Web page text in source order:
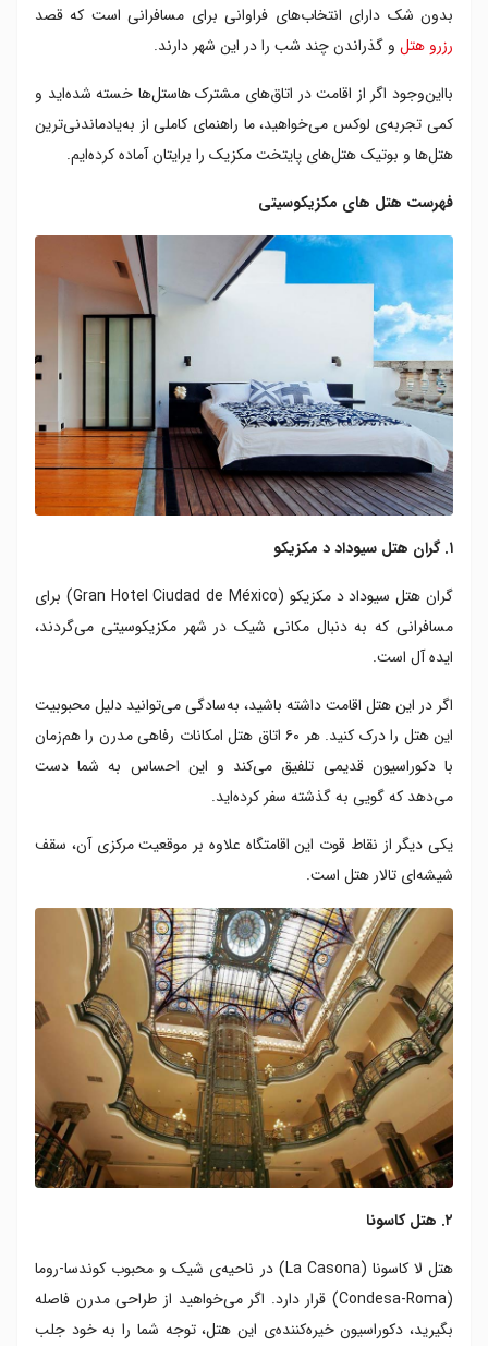
۲. هتل کاسونا
۳. هتل کوندسا د افه
۵. هتل چایا
۶. هتل کامینو ریل پولانکو
۷. هتل هابیتا
۹. هتل والیس
۱۰. هتل کارلوتا
۱۱. هتل پوگ سیل بوتیک کویوآکان
بدون شک دارای انتخاب‌های فراوانی برای مسافرانی است که قصد
رزرو هتل و گذراندن چند شب را در این شهر دارند.
بااین‌وجود اگر از اقامت در اتاق‌های مشترک هاستل‌ها خسته شده‌اید و
کمی تجربه‌ی لوکس می‌خواهید، ما راهنمای کاملی از به‌یادماندنی‌ترین
هتل‌ها و بوتیک هتل‌های پایتخت مکزیک را برایتان آماده کرده‌ایم.
فهرست هتل های مکزیکوسیتی
۱. گران هتل سیوداد د مکزیکو
گران هتل سیوداد د مکزیکو (Gran Hotel Ciudad de México) برای
مسافرانی که به دنبال مکانی شیک در شهر مکزیکوسیتی می‌گردند،
ایده آل است.
اگر در این هتل اقامت داشته باشید، به‌سادگی می‌توانید دلیل محبوبیت
این هتل را درک کنید. هر ۶۰ اتاق هتل امکانات رفاهی مدرن را هم‌زمان
با دکوراسیون قدیمی تلفیق می‌کند و این احساس به شما دست
می‌دهد که گویی به گذشته سفر کرده‌اید.
یکی دیگر از نقاط قوت این اقامتگاه علاوه بر موقعیت مرکزی آن، سقف
شیشه‌ای تالار هتل است.
۲. هتل کاسونا
هتل لا کاسونا (La Casona) در ناحیه‌ی شیک و محبوب کوندسا-روما
(Condesa-Roma) قرار دارد. اگر می‌خواهید از طراحی مدرن فاصله
بگیرید، دکوراسیون خیره‌کننده‌ی این هتل، توجه شما را به خود جلب